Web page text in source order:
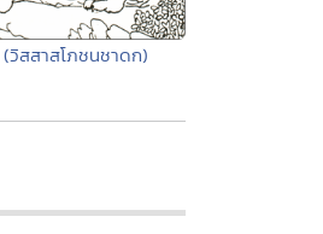
(วิสสาสโภชนชาดก)